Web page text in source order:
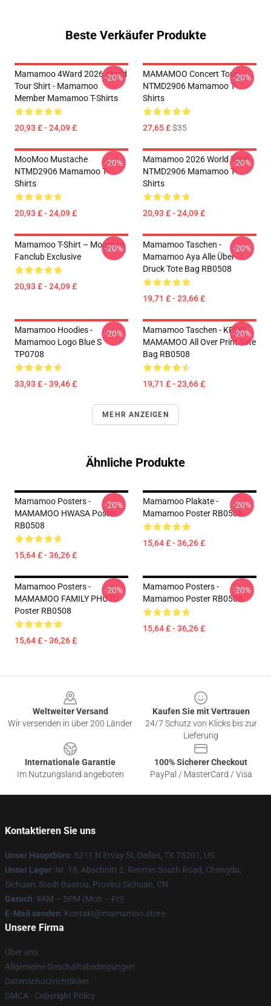
Beste Verkäufer Produkte
Mamamoo 4Ward 2026 World
Tour Shirt - Mamamoo
Member Mamamoo T-Shirts
20,93 £ - 24,09 £
-20%
MAMAMOO Concert Tour
NTMD2906 Mamamoo T-
Shirts
27,65 £$35
-20%
MooMoo Mustache
NTMD2906 Mamamoo T-
Shirts
20,93 £ - 24,09 £
-20%
Mamamoo 2026 World Tour
NTMD2906 Mamamoo T-
Shirts
20,93 £ - 24,09 £
-20%
Mamamoo T-Shirt – Moomoo
Fanclub Exclusive
20,93 £ - 24,09 £
-20%
Mamamoo Taschen -
Mamamoo Aya Alle Über
Druck Tote Bag RB0508
19,71 £ - 23,66 £
-20%
Mamamoo Hoodies -
Mamamoo Logo Blue S
TP0708
33,93 £ - 39,46 £
-20%
Mamamoo Taschen - KPOP
MAMAMOO All Over Print Tote
Bag RB0508
19,71 £ - 23,66 £
-20%
MEHR ANZEIGEN
Ähnliche Produkte
Mamamoo Posters -
MAMAMOO HWASA Poster
RB0508
15,64 £ - 36,26 £
-20%
Mamamoo Plakate -
Mamamoo Poster RB0508
15,64 £ - 36,26 £
-20%
Mamamoo Posters -
MAMAMOO FAMILY PHOTO
Poster RB0508
15,64 £ - 36,26 £
-20%
Mamamoo Posters -
Mamamoo Poster RB0508
15,64 £ - 36,26 £
-20%
Weltweiter Versand
Wir versenden in über 200 Länder
Kaufen Sie mit Vertrauen
24/7 Schutz von Klicks bis zur
Lieferung
Internationale Garantie
Im Nutzungsland angeboten
100% Sicherer Checkout
PayPal / MasterCard / Visa
Kontaktieren Sie uns
Unser Hauptbüro: 5211 N Ervay St, Dallas, TX 75201, US
Unser Lager: Nr. 18, Abschnitt 2, Renmin South Road, Chengdu,
Sichuan, Stadt Baotou, Provinz Sichuan, CN
Geruch: 9AM – 5PM (Mon – Fri)
E-Mail senden: Kontakt@mamamoo.store
Unsere Firma
Über uns
Allgemeine Geschäftsbedingungen
Datenschutzrichtlinien
DMCA - Copyright Policy